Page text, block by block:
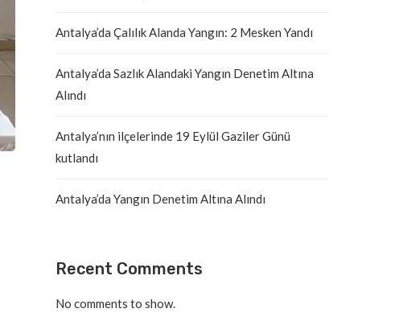
Antalya’da Çalılık Alanda Yangın: 2 Mesken Yandı
Antalya’da Sazlık Alandaki Yangın Denetim Altına
Alındı
Antalya’nın ilçelerinde 19 Eylül Gaziler Günü
kutlandı
Antalya’da Yangın Denetim Altına Alındı
Recent Comments
No comments to show.